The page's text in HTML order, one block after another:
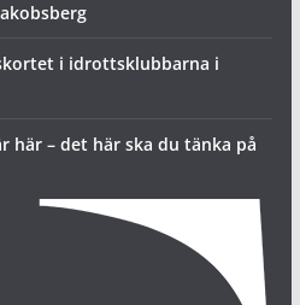
i idrottsklubbarna i
här – det här ska du tänka på